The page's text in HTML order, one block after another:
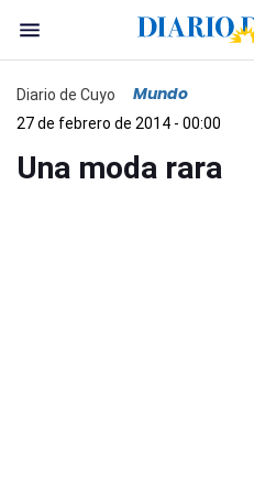
Diario de Cuyo Mundo
27 de febrero de 2014 - 00:00
Una moda rara